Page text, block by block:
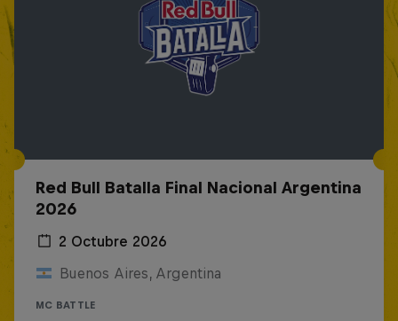
Red Bull Batalla Final Nacional Argentina
2026
2 Octubre 2026
Buenos Aires, Argentina
MC BATTLE